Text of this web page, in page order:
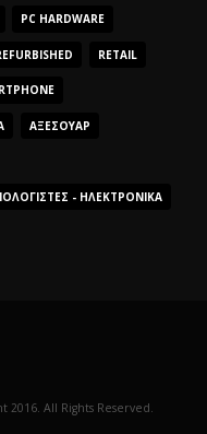
PC HARDWARE
RETAIL
ΑΞΕΣΟΥΆΡ
- ΗΛΕΚΤΡΟΝΙΚΆ
All Rights Reserved.